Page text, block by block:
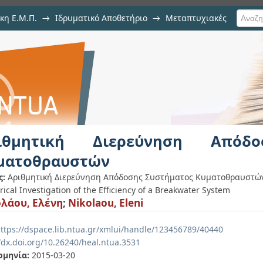
Ε.Μ.Π. → Ιδρυματικό Αποθετήριο → Μεταπτυχιακές
Απόδοσης Συστήματος
Διερεύνηση
Αριθμητική Διερεύνηση Απόδοσης Συστήματος
Investigation of the Efficiency of a Breakwater System
Ελένη; Nikolaou, Eleni
dspace.lib.ntua.gr/xmlui/handle/123456789/40440
10.26240/heal.ntua.3531
2015-03-20